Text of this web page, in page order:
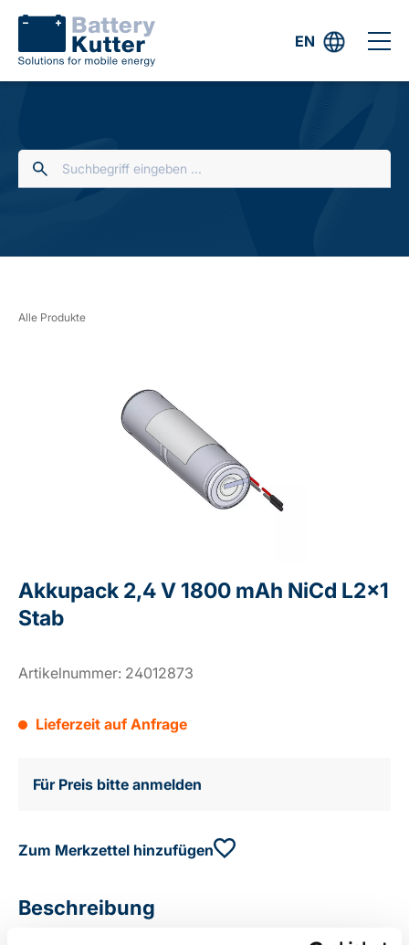
EN
Alle Produkte
Akkupack 2,4 V 1800 mAh NiCd L2x1
Stab
Artikelnummer: 24012873
Lieferzeit auf Anfrage
Für Preis bitte anmelden
Zum Merkzettel hinzufügen
Beschreibung